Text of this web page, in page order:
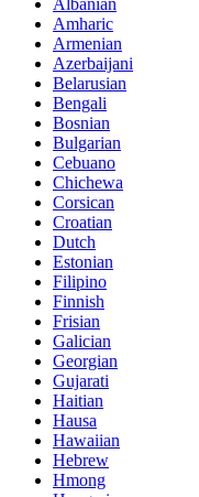
Albanian
Amharic
Armenian
Azerbaijani
Belarusian
Bengali
Bosnian
Bulgarian
Cebuano
Chichewa
Corsican
Croatian
Dutch
Estonian
Filipino
Finnish
Frisian
Galician
Georgian
Gujarati
Haitian
Hausa
Hawaiian
Hebrew
Hmong